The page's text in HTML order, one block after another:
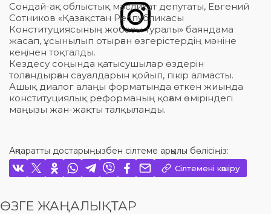
Сондай-ақ облыстық мәслихат депутаты, Евгений
Сотников «Қазақстан Республикасы
Конституциясының жобасы туралы» баяндама
жасап, ұсынылып отырған өзгерістердің мәніне
кеңінен тоқталды.
Кездесу соңында қатысушылар өздерін
толғандырған сауалдарын қойып, пікір алмасты.
Ашық диалог алаңы форматында өткен жиында
конституциялық реформаның қоғам өміріндегі
маңызы жан-жақты талқыланды.
Ақпаратты достарыңызбен сілтеме арқылы бөлісіңіз:
Сілтемені көшіру
ӨЗГЕ ЖАҢАЛЫҚТАР